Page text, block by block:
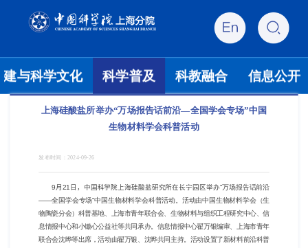
建与科学文化 科学普及 科教融合 信息公开
上海硅酸盐所举办“万场报告话前沿—全国学会专场”中国
生物材料学会科普活动
发布时间： 2024-09-26
9月 21 日，中国科学院上海硅酸盐研究所在长宁园区举办“万场报告话前沿
——全国学会专场”中国生物材料学会科普活动。活动由中国生物材料学会（生
物陶瓷分会）科普基地、上海市青年联合会、生物材料与组织工程研究中心、信
息情报中心和小锄心公益社等共同承办。信息情报中心翟万银编审、上海市青年
联合会沈晔等出席，活动由翟万银、沈晔共同主持。活动设置了新材料前沿科普